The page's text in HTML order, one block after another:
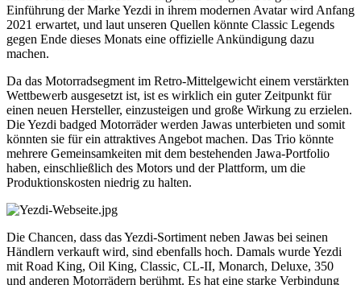
Einführung der Marke Yezdi in ihrem modernen Avatar wird Anfang
2021 erwartet, und laut unseren Quellen könnte Classic Legends
gegen Ende dieses Monats eine offizielle Ankündigung dazu
machen.
Da das Motorradsegment im Retro-Mittelgewicht einem verstärkten
Wettbewerb ausgesetzt ist, ist es wirklich ein guter Zeitpunkt für
einen neuen Hersteller, einzusteigen und große Wirkung zu erzielen.
Die Yezdi badged Motorräder werden Jawas unterbieten und somit
könnten sie für ein attraktives Angebot machen. Das Trio könnte
mehrere Gemeinsamkeiten mit dem bestehenden Jawa-Portfolio
haben, einschließlich des Motors und der Plattform, um die
Produktionskosten niedrig zu halten.
Die Chancen, dass das Yezdi-Sortiment neben Jawas bei seinen
Händlern verkauft wird, sind ebenfalls hoch. Damals wurde Yezdi
mit Road King, Oil King, Classic, CL-II, Monarch, Deluxe, 350
und anderen Motorrädern berühmt. Es hat eine starke Verbindung